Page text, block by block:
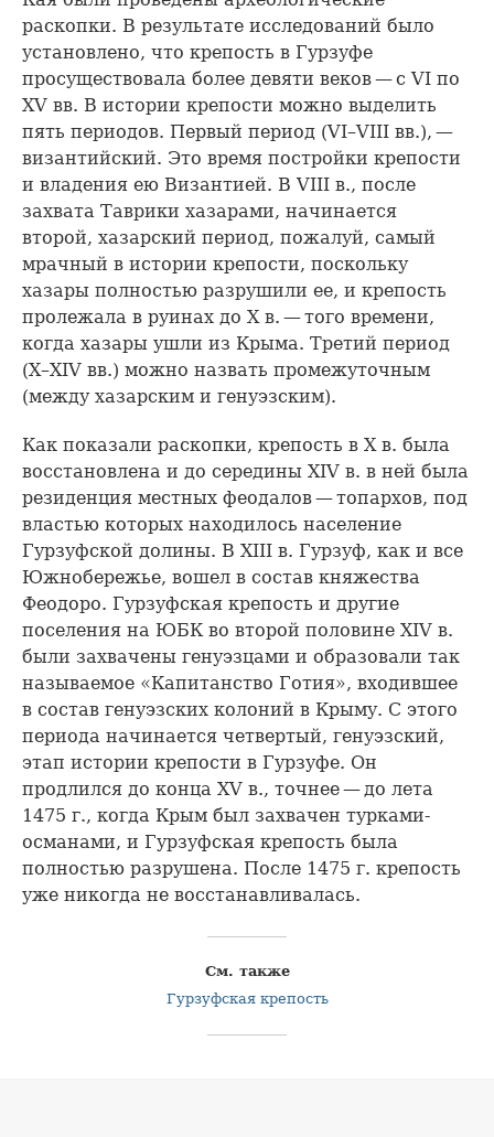
раскопки. В результате исследований было
установлено, что крепость в Гурзуфе
просуществовала более девяти веков — с VI по
XV вв. В истории крепости можно выделить
пять периодов. Первый период (VI–VIII вв.), —
византийский. Это время постройки крепости
и владения ею Византией. В VIII в., после
захвата Таврики хазарами, начинается
второй, хазарский период, пожалуй, самый
мрачный в истории крепости, поскольку
хазары полностью разрушили ее, и крепость
пролежала в руинах до X в. — того времени,
когда хазары ушли из Крыма. Третий период
(X–XIV вв.) можно назвать промежуточным
(между хазарским и генуэзским).
Как показали раскопки, крепость в X в. была
восстановлена и до середины XIV в. в ней была
резиденция местных феодалов — топархов, под
властью которых находилось население
Гурзуфской долины. В XIII в. Гурзуф, как и все
Южнобережье, вошел в состав княжества
Феодоро. Гурзуфская крепость и другие
поселения на ЮБК во второй половине XIV в.
были захвачены генуэзцами и образовали так
называемое «Капитанство Готия», входившее
в состав генуэзских колоний в Крыму. С этого
периода начинается четвертый, генуэзский,
этап истории крепости в Гурзуфе. Он
продлился до конца XV в., точнее — до лета
1475 г., когда Крым был захвачен турками-
османами, и Гурзуфская крепость была
полностью разрушена. После 1475 г. крепость
уже никогда не восстанавливалась.
См. также
Гурзуфская крепость